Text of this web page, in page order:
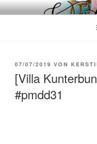
Zum
InhaltVon Büchern erzählen
VERÖFFENTLICHT
07/07/2019 VON
[Villa
#pmdd31